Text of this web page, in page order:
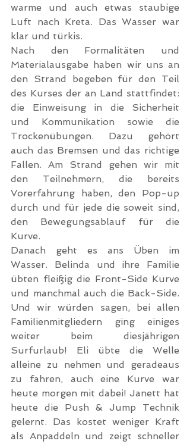
warme und auch etwas staubige
Luft nach Kreta. Das Wasser war
klar und türkis.
Nach den Formalitäten und
Materialausgabe haben wir uns an
den Strand begeben für den Teil
des Kurses der an Land stattfindet:
die Einweisung in die Sicherheit
und Kommunikation sowie die
Trockenübungen. Dazu gehört
auch das Bremsen und das richtige
Fallen. Am Strand gehen wir mit
den Teilnehmern, die bereits
Vorerfahrung haben, den Pop-up
durch und für jede die soweit sind,
den Bewegungsablauf für die
Kurve.
Danach geht es ans Üben im
Wasser. Belinda und ihre Familie
übten fleißig die Front-Side Kurve
und manchmal auch die Back-Side.
Und wir würden sagen, bei allen
Familienmitgliedern ging einiges
weiter beim diesjährigen
Surfurlaub! Eli übte die Welle
alleine zu nehmen und geradeaus
zu fahren, auch eine Kurve war
heute morgen mit dabei! Janett hat
heute die Push & Jump Technik
gelernt. Das kostet weniger Kraft
als Anpaddeln und zeigt schneller